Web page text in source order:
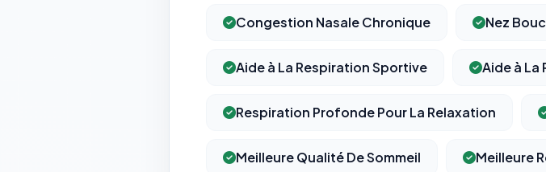
Congestion Nasale Chronique Nez
Aide à La Respiration Sportive Aide à La
Respiration Profonde Pour La Relaxation
Meilleure Qualité De Sommeil Meilleure